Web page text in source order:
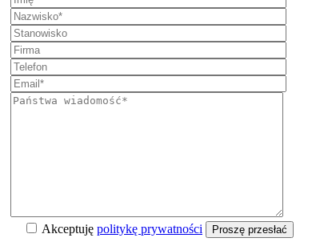
Akceptuję politykę prywatności Proszę przesłać